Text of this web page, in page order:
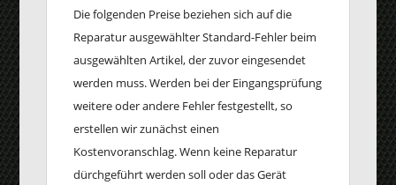
Die folgenden Preise beziehen sich auf die
Reparatur ausgewählter Standard-Fehler beim
ausgewählten Artikel, der zuvor eingesendet
werden muss. Werden bei der Eingangsprüfung
weitere oder andere Fehler festgestellt, so
erstellen wir zunächst einen
Kostenvoranschlag. Wenn keine Reparatur
dürchgeführt werden soll oder das Gerät